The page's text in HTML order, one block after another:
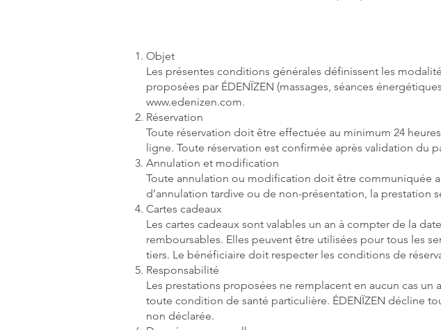
Objet
Les présentes conditions générales définissent les
proposées par ÉDENÏZEN (massages, séances
www.edenizen.com.
Réservation
Toute réservation doit être effectuée au minimum 24
ligne. Toute réservation est confirmée après validation du
Annulation et modification
Toute annulation ou modification doit être communiquée
d’annulation tardive ou de non-présentation, la prestation
Cartes cadeaux
Les cartes cadeaux sont valables un an à compter de la
remboursables. Elles peuvent être utilisées pour tous les
tiers. Le bénéficiaire doit respecter les conditions de
Responsabilité
Les prestations proposées ne remplacent en aucun cas
toute condition de santé particulière. ÉDENÏZEN décline
non déclarée.